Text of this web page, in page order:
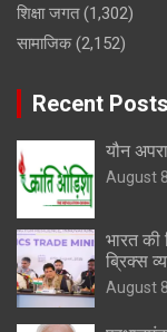
शिक्षा जगत(1,302)
सामाजिक(2,152)
Recent Posts
यौन
August
भारत
ब्रिक्‍स
August